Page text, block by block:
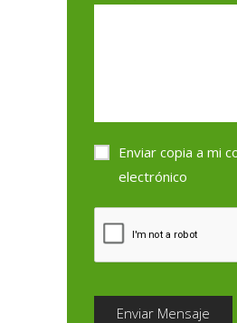
Enviar copia a mi
electrónico
Enviar Mensaje